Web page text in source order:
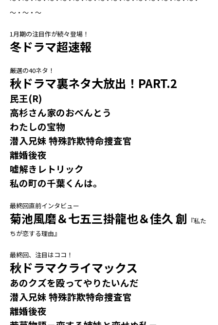
～・～・～
1月期の注目作が続々登場！
冬ドラマ超速報
厳選の40ネタ！
秋ドラマ裏ネタ大放出！PART.2
民王(R)
高杉さん家のおべんとう
わたしの宝物
潜入兄妹 特殊詐欺特命捜査官
離婚後夜
嘘解きレトリック
私の町の千葉くんは。
最終回直前インタビュー
菊池風磨＆七五三掛龍也＆佳久 創 『私た
ちが恋する理由』
最終回、注目はココ！
秋ドラマクライマックス
あのクズを殴ってやりたいんだ
潜入兄妹 特殊詐欺特命捜査官
離婚後夜